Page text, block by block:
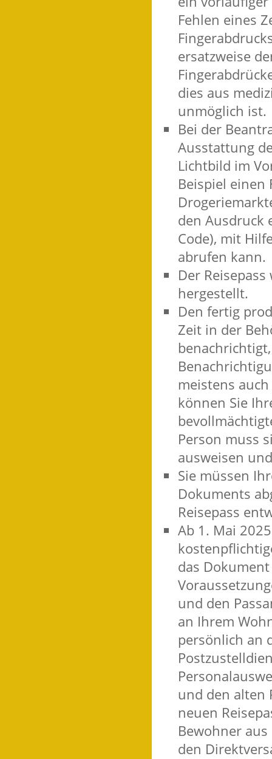
Fehlen eines
ersatzweise
dies aus
unmöglich ist.
Bei der
Ausstattung
Lichtbild im
Beispiel einen
den Ausdruck
Code), mit
abrufen kann.
Der
hergestellt.
Den fertig
Zeit in der
meistens
können Sie
Person muss
ausweisen
Sie müssen
Dokuments
Reisepass
Ab 1. Mai
das
und den
an Ihrem
persönlich an
und den alten
neuen
Bewohner
den